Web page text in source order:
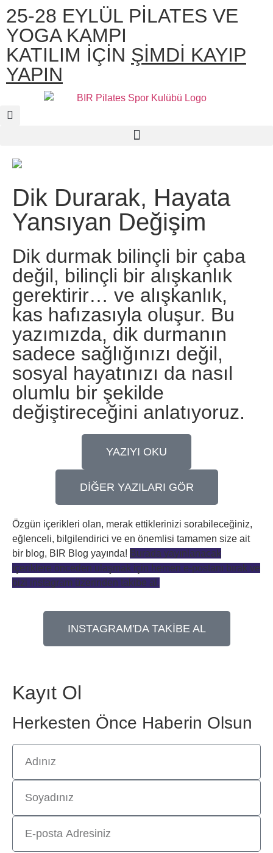
25-28 EYLÜL PİLATES VE
YOGA KAMPI
KATILIM İÇİN ŞİMDİ KAYIP
YAPIN
Dik Durarak, Hayata
Yansıyan Değişim
Dik durmak bilinçli bir çaba
değil, bilinçli bir alışkanlık
gerektirir… ve alışkanlık,
kas hafızasıyla oluşur. Bu
yazımızda, dik durmanın
sadece sağlığınızı değil,
sosyal hayatınızı da nasıl
olumlu bir şekilde
değiştireceğini anlatıyoruz.
YAZIYI OKU
DİĞER YAZILARI GÖR
Kayıt Ol
Herkesten Önce Haberin Olsun
Özgün içerikleri olan, merak ettiklerinizi sorabileceğiniz,
eğlenceli, bilgilendirici ve en önemlisi tamamen size ait
bir blog, BIR Blog yayında! Burada yayınlanacak
içeriklere önceden ulaşmak için hemen e-postanı bırak ve
bizi instagram üzerinden takibe al.
INSTAGRAM'DA TAKİBE AL